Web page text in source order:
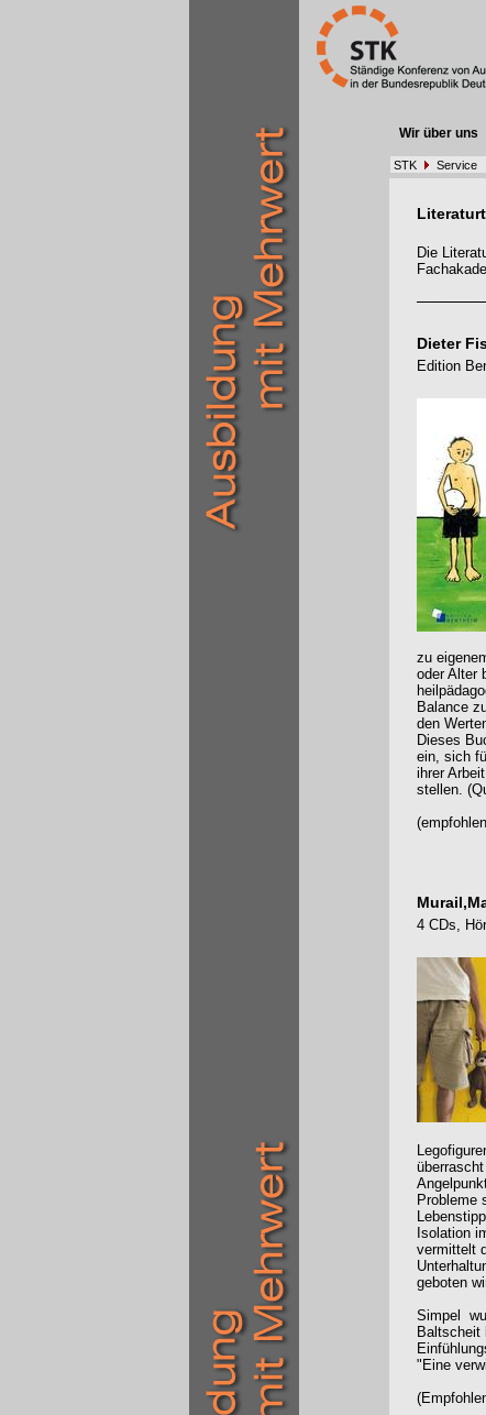
Wir über uns
STK Service
Die
Dieter
Edition
zu
oder Alter
Balance
den
Dieses
ein, sich
ihrer
stellen.
4 CDs,
Probleme
Isolation
vermittelt
geboten
Simpel
Baltscheit
"Eine